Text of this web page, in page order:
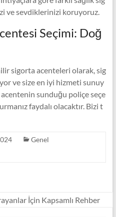
ve sevdiklerinizi koruyoruz.
Seçimi: Doğ
sigorta acenteleri olarak, sig
ve size en iyi hizmeti sunuy
sunduğu poliçe seçe
faydalı olacaktır. Bizi t
Genel
İçin Kapsamlı Rehber